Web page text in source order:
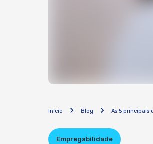
Início Blog As 5 principais
Empregabilidade